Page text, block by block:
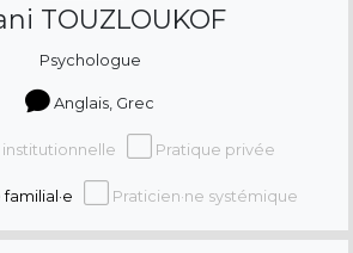
TOUZLOUKOF
Psychologue
Anglais, Grec
Pratique privée
Praticien·ne systémique